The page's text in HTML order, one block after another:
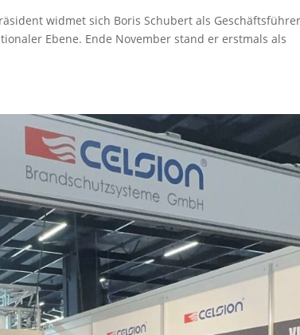
widmet sich Boris Schubert als
Ebene. Ende November stand er erstmals als